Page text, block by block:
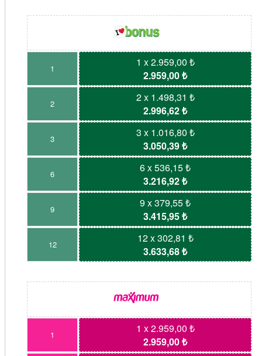
1
1 x 2.959,00 ₺
2.959,00 ₺
2
2 x 1.498,31 ₺
2.996,62 ₺
3
3 x 1.016,80 ₺
3.050,39 ₺
6
6 x 536,15 ₺
3.216,92 ₺
9
9 x 379,55 ₺
3.415,95 ₺
12
12 x 302,81 ₺
3.633,68 ₺
1
1 x 2.959,00 ₺
2.959,00 ₺